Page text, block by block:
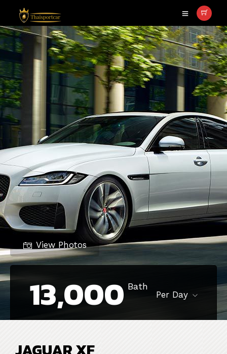
View Photos
13,000 Bath
Per Day